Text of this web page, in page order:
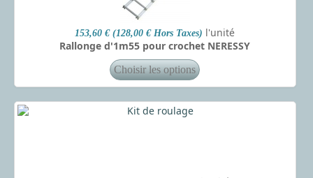
153,60 € (128,00 € Hors Taxes) l'unité
Rallonge d'1m55 pour crochet NERESSY